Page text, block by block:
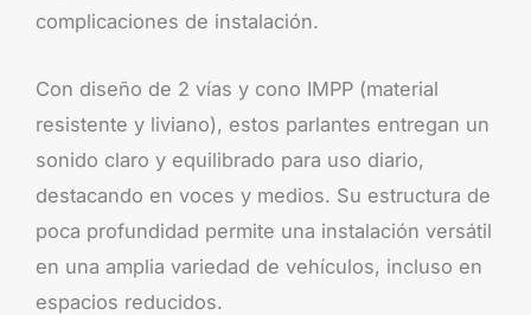
complicaciones de instalación.
Con diseño de 2 vías y cono IMPP (material
resistente y liviano), estos parlantes entregan un
sonido claro y equilibrado para uso diario,
destacando en voces y medios. Su estructura de
poca profundidad permite una instalación versátil
en una amplia variedad de vehículos, incluso en
espacios reducidos.